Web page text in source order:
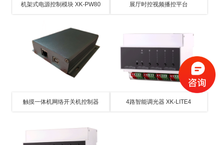
机架式电源控制模块 XK-PW80 展厅时控视频播控平台
触摸一体机网络开关机控制器 4路智能调光器 XK-LITE4